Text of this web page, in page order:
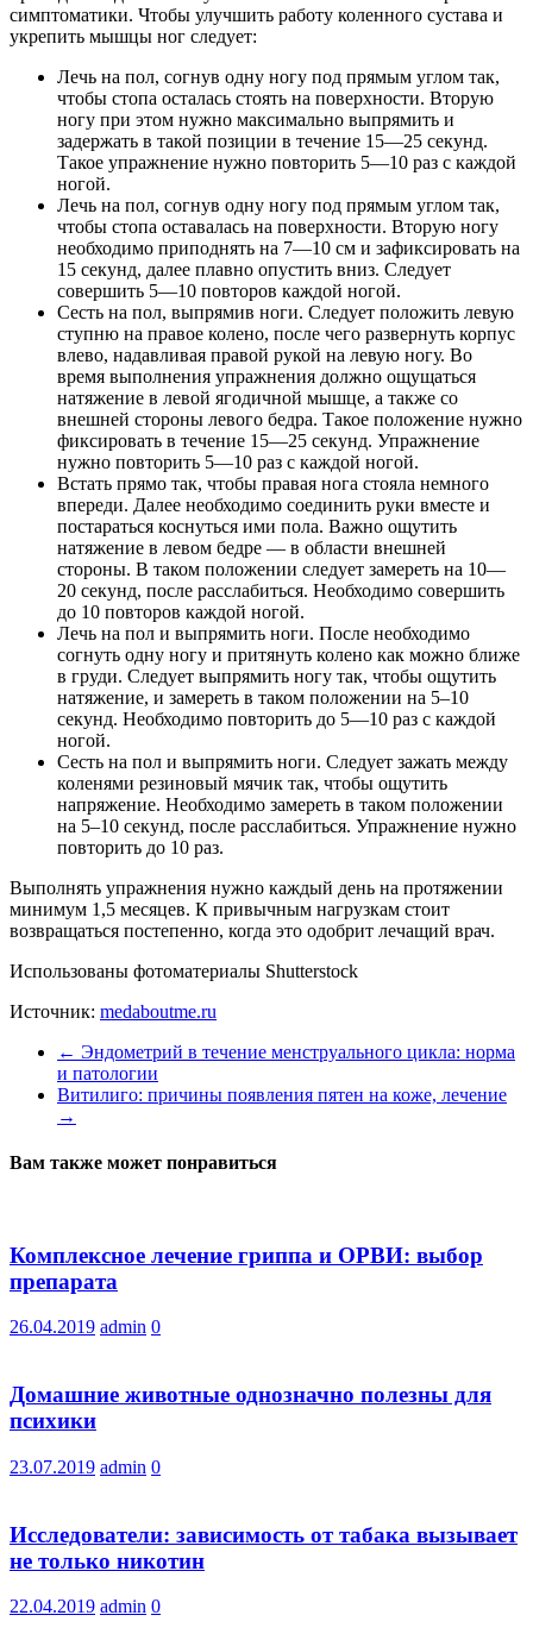
симптоматики. Чтобы улучшить работу коленного сустава и
укрепить мышцы ног следует:
Лечь на пол, согнув одну ногу под прямым углом так,
чтобы стопа осталась стоять на поверхности. Вторую
ногу при этом нужно максимально выпрямить и
задержать в такой позиции в течение 15—25 секунд.
Такое упражнение нужно повторить 5—10 раз с каждой
ногой.
Лечь на пол, согнув одну ногу под прямым углом так,
чтобы стопа оставалась на поверхности. Вторую ногу
необходимо приподнять на 7—10 см и зафиксировать на
15 секунд, далее плавно опустить вниз. Следует
совершить 5—10 повторов каждой ногой.
Сесть на пол, выпрямив ноги. Следует положить левую
ступню на правое колено, после чего развернуть корпус
влево, надавливая правой рукой на левую ногу. Во
время выполнения упражнения должно ощущаться
натяжение в левой ягодичной мышце, а также со
внешней стороны левого бедра. Такое положение нужно
фиксировать в течение 15—25 секунд. Упражнение
нужно повторить 5—10 раз с каждой ногой.
Встать прямо так, чтобы правая нога стояла немного
впереди. Далее необходимо соединить руки вместе и
постараться коснуться ими пола. Важно ощутить
натяжение в левом бедре — в области внешней
стороны. В таком положении следует замереть на 10—
20 секунд, после расслабиться. Необходимо совершить
до 10 повторов каждой ногой.
Лечь на пол и выпрямить ноги. После необходимо
согнуть одну ногу и притянуть колено как можно ближе
в груди. Следует выпрямить ногу так, чтобы ощутить
натяжение, и замереть в таком положении на 5–10
секунд. Необходимо повторить до 5—10 раз с каждой
ногой.
Сесть на пол и выпрямить ноги. Следует зажать между
коленями резиновый мячик так, чтобы ощутить
напряжение. Необходимо замереть в таком положении
на 5–10 секунд, после расслабиться. Упражнение нужно
повторить до 10 раз.
Выполнять упражнения нужно каждый день на протяжении
минимум 1,5 месяцев. К привычным нагрузкам стоит
возвращаться постепенно, когда это одобрит лечащий врач.
Использованы фотоматериалы Shutterstock
Источник: medaboutme.ru
← Эндометрий в течение менструального цикла: норма
и патологии
Витилиго: причины появления пятен на коже, лечение
→
Вам также может понравиться
Комплексное лечение гриппа и ОРВИ: выбор
препарата
26.04.2019 admin 0
Домашние животные однозначно полезны для
психики
23.07.2019 admin 0
Исследователи: зависимость от табака вызывает
не только никотин
22.04.2019 admin 0